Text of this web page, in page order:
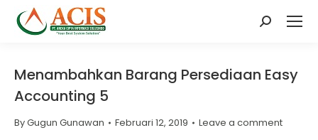
Search:
Menambahkan Barang Persediaan Easy
Accounting 5
ByGugun Gunawan Februari 12, 2019 Leave a comment